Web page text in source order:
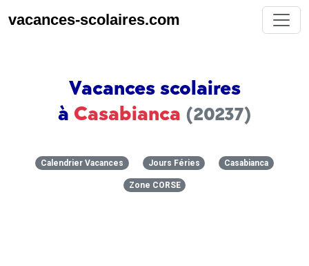
vacances-scolaires.com
Vacances scolaires
à Casabianca (20237)
Calendrier Vacances Jours Féries Casabianca
Zone CORSE